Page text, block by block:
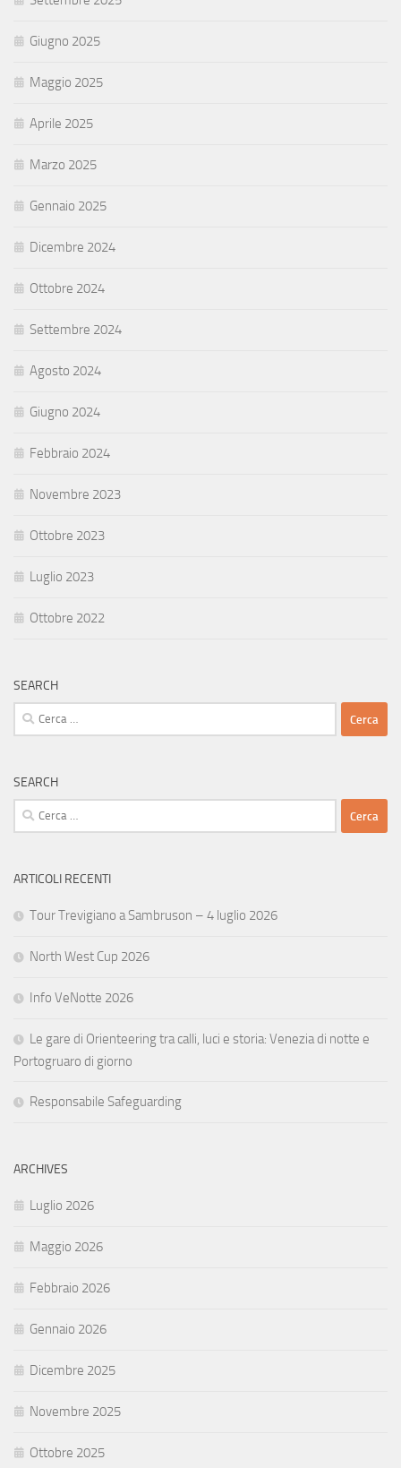
Giugno 2025
Maggio 2025
Aprile 2025
Marzo 2025
Gennaio 2025
Dicembre 2024
Ottobre 2024
Settembre 2024
Agosto 2024
Giugno 2024
Febbraio 2024
Novembre 2023
Ottobre 2023
Luglio 2023
Ottobre 2022
SEARCH
Ricerca
per:
SEARCH
Ricerca
per:
ARTICOLI RECENTI
Tour Trevigiano a Sambruson – 4 luglio 2026
North West Cup 2026
Info VeNotte 2026
Le gare di Orienteering tra calli, luci e storia: Venezia di notte e
Portogruaro di giorno
Responsabile Safeguarding
ARCHIVES
Luglio 2026
Maggio 2026
Febbraio 2026
Gennaio 2026
Dicembre 2025
Novembre 2025
Ottobre 2025